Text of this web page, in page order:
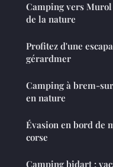
Camping vers
de la nature
Profitez d'une
gérardmer
Camping à brem-
en nature
Évasion en bord de
corse
Camping bidart :